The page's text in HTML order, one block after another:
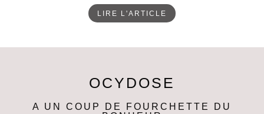
LIRE L'ARTICLE
OCYDOSE
A UN COUP DE FOURCHETTE DU